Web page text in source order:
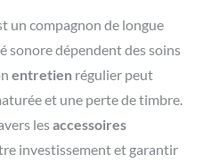
un compagnon de longue
sonore dépendent des soins
entretien régulier peut
et une perte de timbre.
lesaccessoires
investissement et garantir